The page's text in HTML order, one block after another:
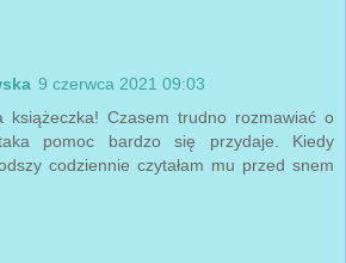
9 czerwca 2021 09:03
książeczka! Czasem trudno rozmawiać o
pomoc bardzo się przydaje. Kiedy
codziennie czytałam mu przed snem